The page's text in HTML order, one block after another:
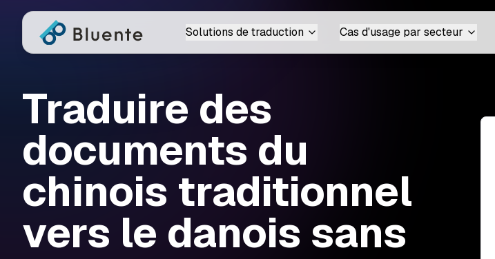
Solutions de traduction Cas d'usage par secteur
Traduire des
documents du
chinois traditionnel
vers le danois sans